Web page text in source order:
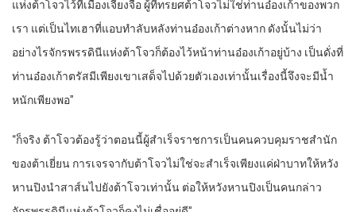
แห่งต้าโจวไว้ที่เมืองเจียงจือ ผู้ที่ทรยศต้าโจวไม่ใช่ท่านอ๋องเก้าของพวก
เรา แต่เป็นไทเฮาที่แอบทำลับหลังท่านอ๋องเก้าต่างหาก ดังนั้นไม่ว่า
อย่างไรจักรพรรดินีแห่งต้าโจวก็ต้องไว้หน้าท่านอ๋องเก้าอยู่บ้าง เป็นดั่งที่
ท่านอ๋องเก้าตรัสมีเพียงเขาเสด็จไปด้วยตัวเองเท่านั้นเรื่องนี้จึงจะมีน้ำ
หนักเพียงพอ”
“ก็จริง ต้าโจวต้องรู้ว่าตอนนี้ผู้สำเร็จราชการเป็นคนควบคุมราชสำนัก
ของต้าเยี่ยน การเจรจากับต้าโจวไม่ใช่จะสำเร็จเพียงแค่ฝ่าบาทให้หวัง
หานปิงนำสาส์นไปยังต้าโจวเท่านั้น ต่อให้หวังหานปิงเป็นคนกล่าว